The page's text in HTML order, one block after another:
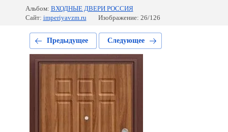
Альбом: ВХОДНЫЕ ДВЕРИ РОССИЯ
Сайт: imperiyavzm.ru Изображение: 26/126
Предыдущее Следующее